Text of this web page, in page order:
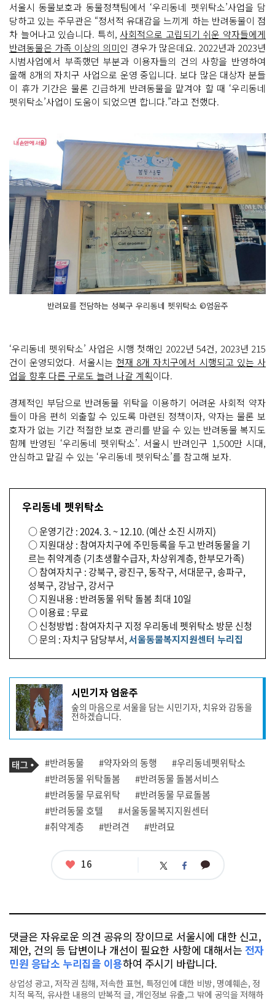
서울시 동물보호과 동물정책팀에서 ‘우리동네 펫위탁소’사업을 담
당하고 있는 주무관은 “정서적 유대감을 느끼게 하는 반려동물이 점
차 늘어나고 있습니다. 특히,사회적으로 고립되기 쉬운 약자들에게
반려동물은 가족 이상의 의미인 경우가 많은데요. 2022년과 2023년
시범사업에서 부족했던 부분과 이용자들의 건의 사항을 반영하여
올해 8개의 자치구 사업으로 운영 중입니다. 보다 많은 대상자 분들
이 휴가 기간은 물론 긴급하게 반려동물을 맡겨야 할 때 ‘우리동네
펫위탁소’사업이 도움이 되었으면 합니다.”라고 전했다.
반려묘를 전담하는 성북구 우리동네 펫위탁소 ©엄윤주
‘우리동네 펫위탁소’ 사업은 시행 첫해인 2022년 54건, 2023년 215
건이 운영되었다. 서울시는 현재 8개 자치구에서 시행되고 있는 사
업을 향후 다른 구로도 늘려 나갈 계획이다.
경제적인 부담으로 반려동물 위탁을 이용하기 어려운 사회적 약자
들이 마음 편히 외출할 수 있도록 마련된 정책이자, 약자는 물론 보
호자가 없는 기간 적절한 보호 관리를 받을 수 있는 반려동물 복지도
함께 반영된 ‘우리동네 펫위탁소’. 서울시 반려인구 1,500만 시대,
안심하고 맡길 수 있는 ‘우리동네 펫위탁소’를 참고해 보자.
우리동네 펫위탁소
○ 운영기간 : 2024. 3. ~ 12.10. (예산 소진 시까지)
○ 지원대상 : 참여자치구에 주민등록을 두고 반려동물을 기
르는 취약계층 (기초생활수급자, 차상위계층, 한부모가족)
○ 참여자치구 : 강북구, 광진구, 동작구, 서대문구, 송파구,
성북구, 강남구, 강서구
○ 지원내용 : 반려동물 위탁 돌봄 최대 10일
○ 이용료 : 무료
○ 신청방법 : 참여자치구 지정 우리동네 펫위탁소 방문 신청
○ 문의 : 자치구 담당부서,서울동물복지지원센터 누리집
기
사
작
성
자
프
필
시민기자 엄윤주
숲의 마음으로 서울을 담는 시민기자, 치유와 감동을
전하겠습니다.
기
사
관
련
태
그
태
그
#반려동물 #약자와의 동행
#우리동네펫위탁소
#반려동물 위탁돌봄
#반려동물 돌봄서비스
#반려동물 무료위탁
#반려동물 무료돌봄
#반려동물 호텔
#서울동물복지지원센터
#취약계층
#반려견 #반려묘
좋
16 트 페 카
댓글은 자유로운 의견 공유의 장이므로 서울시에 대한 신고,
제안, 건의 등 답변이나 개선이 필요한 사항에 대해서는 전자
민원 응답소 누리집을 이용하여 주시기 바랍니다.
상업성 광고, 저작권 침해, 저속한 표현, 특정인에 대한 비방, 명예훼손, 정
치적 목적, 유사한 내용의 반복적 글, 개인정보 유출,그 밖에 공익을 저해하